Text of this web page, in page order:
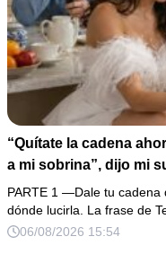
“Quítate la cadena
a mi sobrina”, dijo mi
con las manos
gramos de oro. Mi
obedecí con calma y le
PARTE 1 —Dale tu cadena
dónde lucirla. La frase de
06/08/2026 15:54